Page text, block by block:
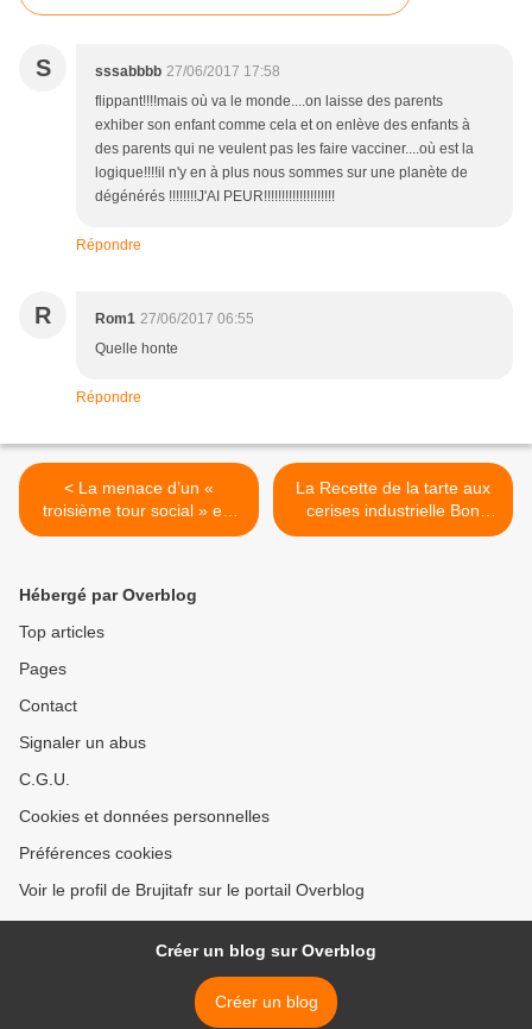
S sssabbbb 27/06/2017 17:58
flippant!!!!mais où va le monde....on laisse des parents
exhiber son enfant comme cela et on enlève des enfants à
des parents qui ne veulent pas les faire vacciner....où est la
logique!!!!il n'y en à plus nous sommes sur une planète de
dégénérés !!!!!!!!J'AI PEUR!!!!!!!!!!!!!!!!!!!!
Répondre
R Rom1 27/06/2017 06:55
Quelle honte
Répondre
< La menace d’un «
troisième tour social » est
illégitime
La Recette de la tarte aux
cerises industrielle Bon
appétit !...... >
Hébergé par Overblog
Top articles
Pages
Contact
Signaler un abus
C.G.U.
Cookies et données personnelles
Préférences cookies
Voir le profil de Brujitafr sur le portail Overblog
Créer un blog sur Overblog
Créer un blog